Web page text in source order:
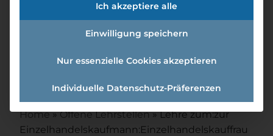
Lehre Zum:zur
Einzelhandelskaufmann:einzel
handelskauffrau
Schwerpunkt Lebensmittel
Home»Offene Lehrstellen»Lehre zum:zur
Einzelhandelskaufmann:Einzelhandelskauffrau
Ich akzeptiere alle
Einwilligung speichern
Nur essenzielle Cookies akzeptieren
Individuelle Datenschutz-Präferenzen